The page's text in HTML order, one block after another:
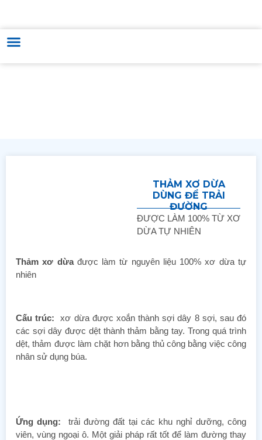
THẢM XƠ DỪA
DÙNG ĐỂ TRẢI
ĐƯỜNG
ĐƯỢC LÀM 100% TỪ XƠ
DỪA TỰ NHIÊN
Thảm xơ dừađược làm từ nguyên liệu 100% xơ dừa tự
nhiên
Cấu trúc: xơ dừa được xoắn thành sợi dây 8 sợi, sau đó
các sợi dây được dệt thành thảm bằng tay. Trong quá trình
dệt, thảm được làm chặt hơn bằng thủ công bằng việc công
nhân sử dụng búa.
Ứng dụng: trải đường đất tại các khu nghỉ dưỡng, công
viên, vùng ngoại ô. Một giải pháp rất tốt để làm đường thay